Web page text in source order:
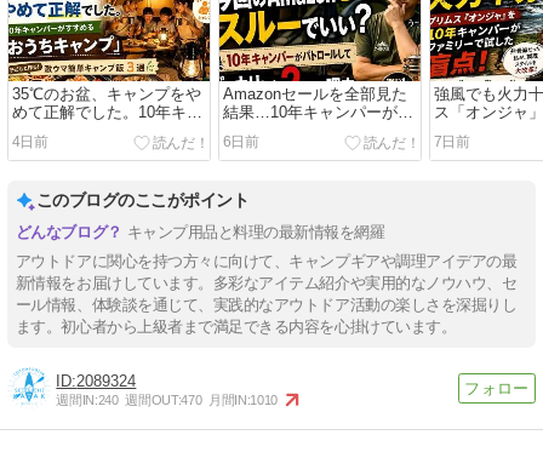
35℃のお盆、キャンプをや
めて正解でした。10年キャ
ンパーがすすめる「おうち
キャンプ」
4日前
Amazonセールを全部見た
結果…10年キャンパーが
「今回はスルー推奨」と思
った理由
6日前
強風でも火力
ス「オンジャ
ンパーがファ
た盲点！
7日前
このブログのここがポイント
キャンプ用品と料理の最新情報を網羅
アウトドアに関心を持つ方々に向けて、キャンプギアや調理アイデアの最
新情報をお届けしています。多彩なアイテム紹介や実用的なノウハウ、セ
ール情報、体験談を通じて、実践的なアウトドア活動の楽しさを深掘りし
ます。初心者から上級者まで満足できる内容を心掛けています。
2089324
週間IN:240 週間OUT:470 月間IN:1010